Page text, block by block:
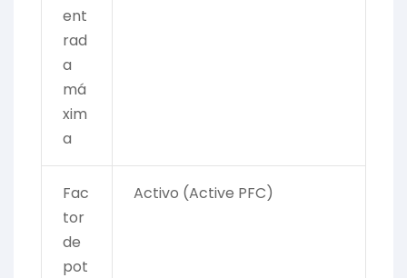
ent
rad
a
má
xim
a
Fac
tor
de
pot
Activo (Active PFC)